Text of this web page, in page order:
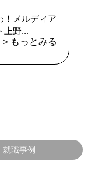
！メルディア
上野...
＞もっとみる
就職事例